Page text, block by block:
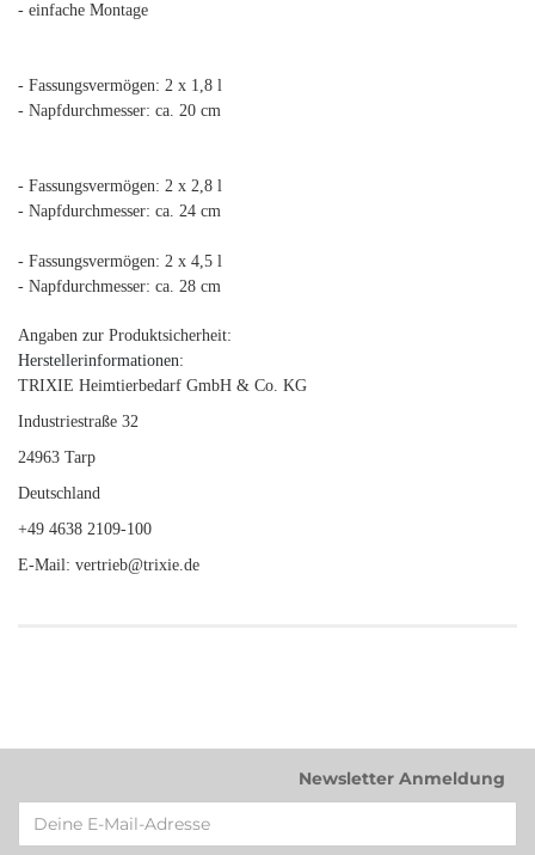
- einfache Montage
- Fassungsvermögen: 2 x 1,8 l
- Napfdurchmesser: ca. 20 cm
- Fassungsvermögen: 2 x 2,8 l
- Napfdurchmesser: ca. 24 cm
- Fassungsvermögen: 2 x 4,5 l
- Napfdurchmesser: ca. 28 cm
Angaben zur Produktsicherheit:
Herstellerinformationen:
TRIXIE Heimtierbedarf GmbH & Co. KG
Industriestraße 32
24963 Tarp
Deutschland
+49 4638 2109-100
E-Mail: vertrieb@trixie.de
Newsletter Anmeldung